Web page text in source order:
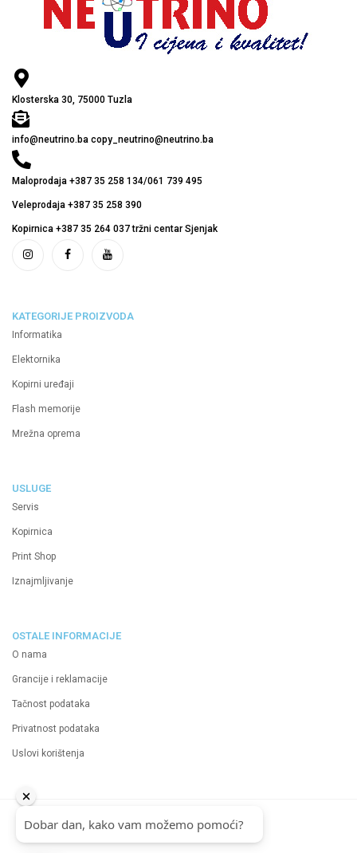
Klosterska 30, 75000 Tuzla
info@neutrino.ba copy_neutrino@neutrino.ba
Maloprodaja +387 35 258 134/061 739 495
Veleprodaja +387 35 258 390
Kopirnica +387 35 264 037 tržni centar Sjenjak
KATEGORIJE PROIZVODA
Informatika
Elektornika
Kopirni uređaji
Flash memorije
Mrežna oprema
USLUGE
Servis
Kopirnica
Print Shop
Iznajmljivanje
OSTALE INFORMACIJE
O nama
Grancije i reklamacije
Tačnost podataka
Privatnost podataka
Uslovi korištenja
2024 Neutrino d.o.o.